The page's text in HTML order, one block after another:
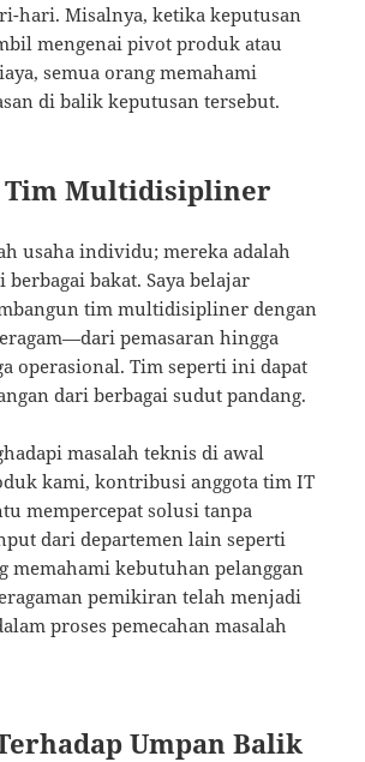
hari. Misalnya, ketika keputusan
mengenai pivot produk atau
semua orang memahami
di balik keputusan tersebut.
Tim Multidisipliner
usaha individu; mereka adalah
bakat. Saya belajar
tim multidisipliner dengan
pemasaran hingga
operasional. Tim seperti ini dapat
dari berbagai sudut pandang.
masalah teknis di awal
kami, kontribusi anggota tim IT
mempercepat solusi tanpa
dari departemen lain seperti
memahami kebutuhan pelanggan
pemikiran telah menjadi
proses pemecahan masalah
Umpan Balik